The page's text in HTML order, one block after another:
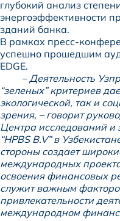
глубокий анализ
энергоэффективности
зданий банка.
В рамках пресс-
успешно прошедшим
EDGE.
– Деятельность
“зеленых” критериев
экологической, так и
зрения, – говорит
Центра исследований и
“HPBS B.V” в
стороны создает
международных
освоения финансовых
служит важным
привлекательности
международном